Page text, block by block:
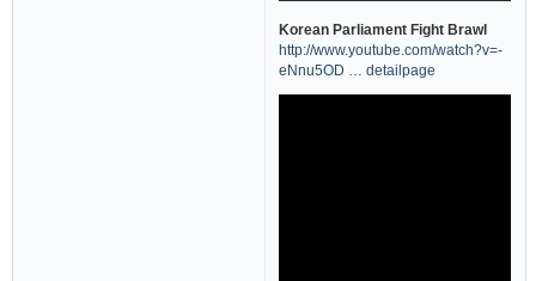
Korean Parliament Fight Brawl
http://www.youtube.com/watch?v=-
eNnu5OD … detailpage